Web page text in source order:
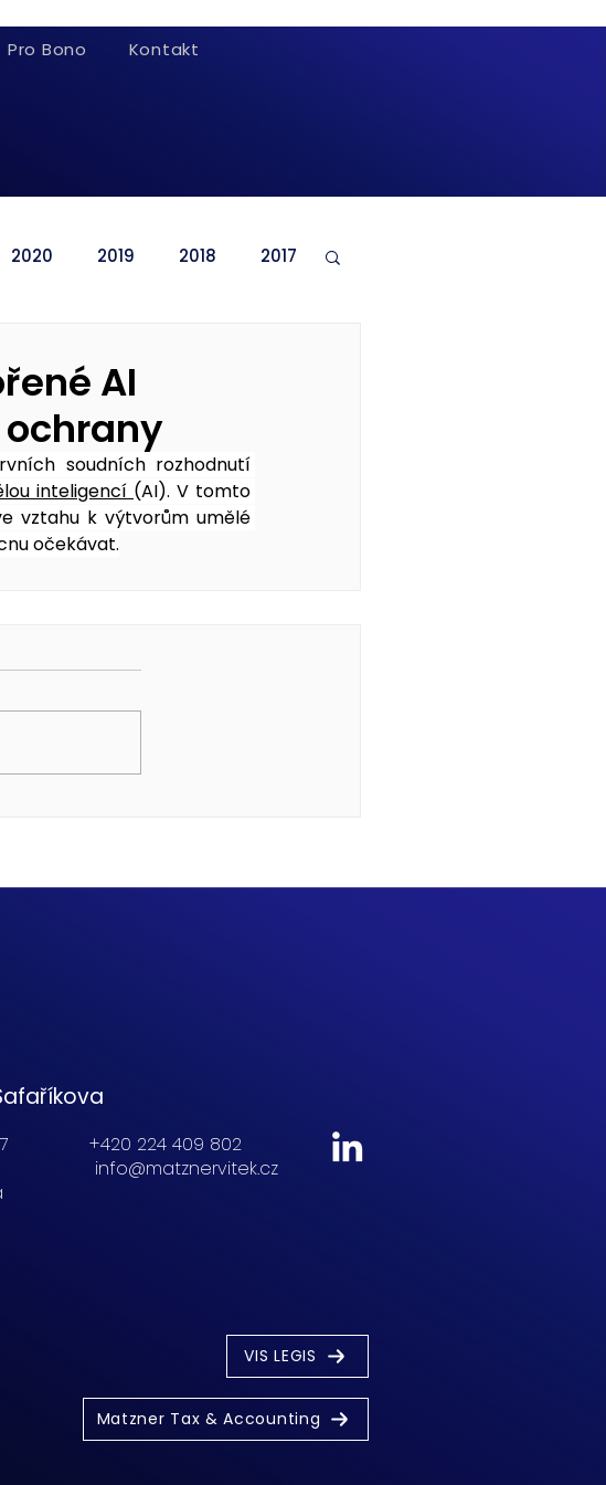
Pro Bono Kontakt
2020 2019 2018 2017
AI
soudních rozhodnutí
inteligencí (AI). V tomto
vztahu k výtvorům umělé
očekávat.
+420 224 409 802
info@matznervitek.cz
VIS LEGIS
Matzner Tax & Accounting